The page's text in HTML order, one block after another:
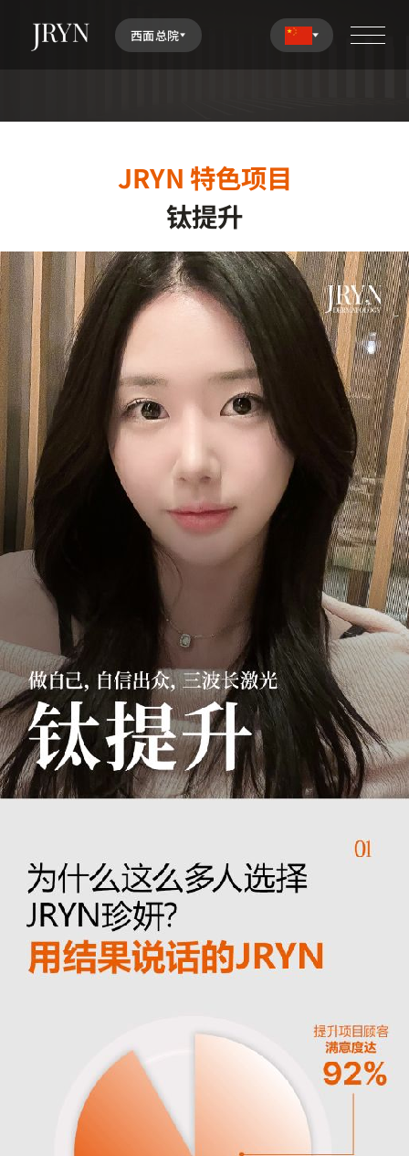
西面总院
JRYN特色项目
钛提升